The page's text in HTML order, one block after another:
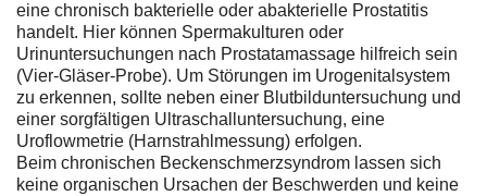
eine chronisch bakterielle oder abakterielle Prostatitis
handelt. Hier können Spermakulturen oder
Urinuntersuchungen nach Prostatamassage hilfreich sein
(Vier-Gläser-Probe). Um Störungen im Urogenitalsystem
zu erkennen, sollte neben einer Blutbilduntersuchung und
einer sorgfältigen Ultraschalluntersuchung, eine
Uroflowmetrie (Harnstrahlmessung) erfolgen.
Beim chronischen Beckenschmerzsyndrom lassen sich
keine organischen Ursachen der Beschwerden und keine